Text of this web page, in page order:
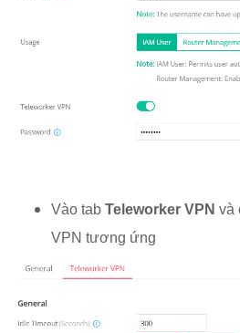
Vào tab Teleworker VPN và
VPN tương ứng